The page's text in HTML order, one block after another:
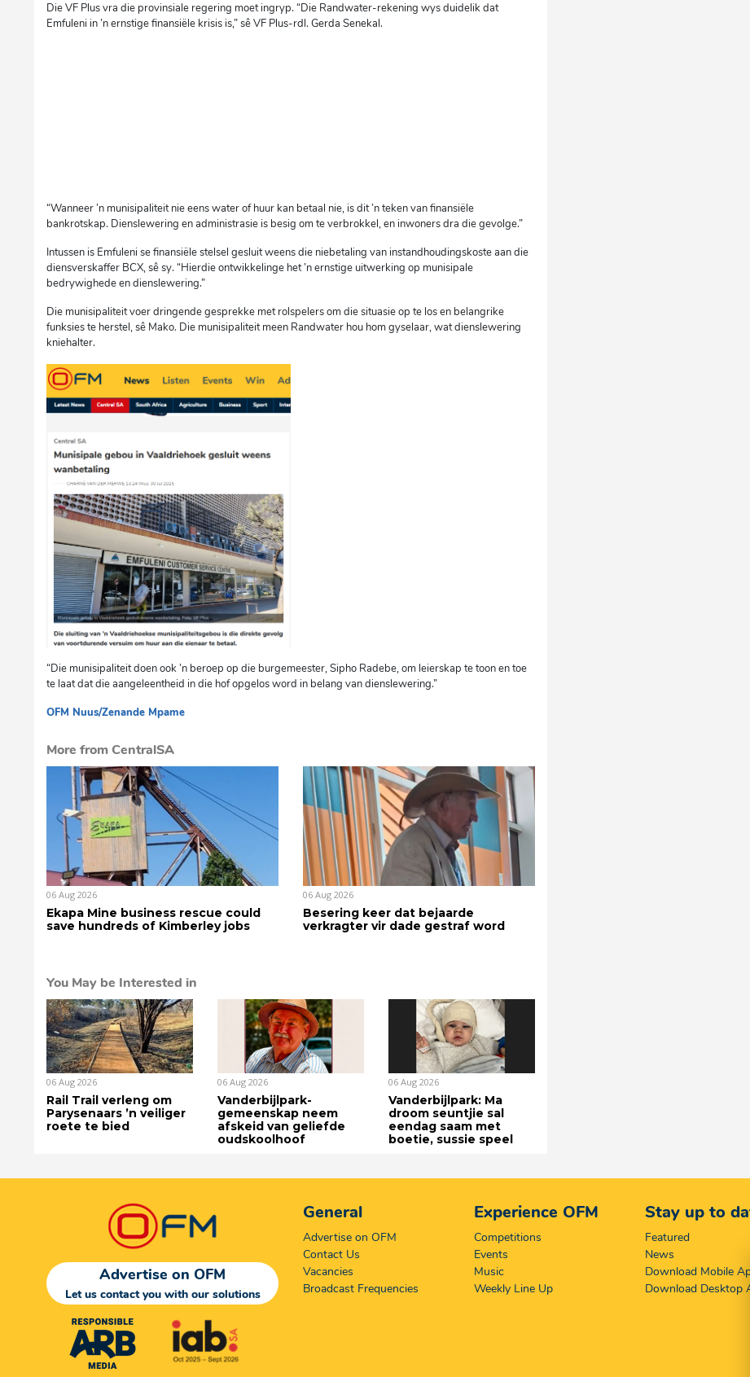
Die VF Plus vra die provinsiale regering moet ingryp. “Die Randwater-rekening wys duidelik dat
Emfuleni in ’n ernstige finansiële krisis is,” sê VF Plus-rdl. Gerda Senekal.
“Wanneer ’n munisipaliteit nie eens water of huur kan betaal nie, is dit ’n teken van finansiële
bankrotskap. Dienslewering en administrasie is besig om te verbrokkel, en inwoners dra die gevolge.”
Intussen is Emfuleni se finansiële stelsel gesluit weens die niebetaling van instandhoudingskoste aan die
diensverskaffer BCX, sê sy. “Hierdie ontwikkelinge het ’n ernstige uitwerking op munisipale
bedrywighede en dienslewering.”
Die munisipaliteit voer dringende gesprekke met rolspelers om die situasie op te los en belangrike
funksies te herstel, sê Mako. Die munisipaliteit meen Randwater hou hom gyselaar, wat dienslewering
kniehalter.
“Die munisipaliteit doen ook ’n beroep op die burgemeester, Sipho Radebe, om leierskap te toon en toe
te laat dat die aangeleentheid in die hof opgelos word in belang van dienslewering.”
OFM Nuus/Zenande Mpame
More from CentralSA
06 Aug 2026
Ekapa Mine business rescue could
save hundreds of Kimberley jobs
06 Aug 2026
Besering keer dat bejaarde
verkragter vir dade gestraf word
You May be Interested in
06 Aug 2026
Rail Trail verleng om
Parysenaars ’n veiliger
roete te bied
06 Aug 2026
Vanderbijlpark-
gemeenskap neem
afskeid van geliefde
oudskoolhoof
06 Aug 2026
Vanderbijlpark: Ma
droom seuntjie sal
eendag saam met
boetie, sussie speel
Advertise on OFM
Let us contact you with our solutions
General
Advertise on OFM
Contact Us
Vacancies
Broadcast Frequencies
Experience OFM
Competitions
Events
Music
Weekly Line Up
Stay up to
Featured
News
Download Mobile
Download Desktop